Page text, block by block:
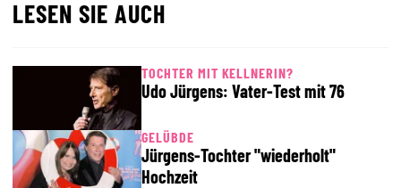
LESEN SIE AUCH
TOCHTER MIT KELLNERIN?
Udo Jürgens: Vater-Test mit 76
GELÜBDE
Jürgens-Tochter "wiederholt"
Hochzeit